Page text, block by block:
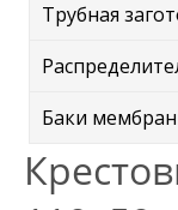
Трубная
Баки